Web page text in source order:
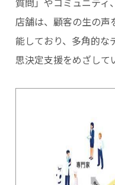
店舗は、顧客の生の声
能しており、多角的な
思決定支援をめざして